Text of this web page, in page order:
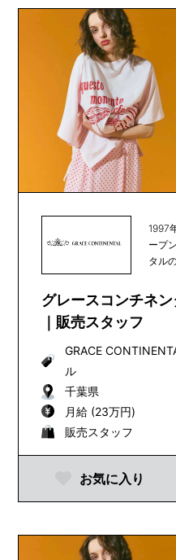
1997
ープ
タル
グレースコンチネ
｜販売スタッフ
GRACE
ル
千葉県
月給 (23万円)
販売スタッフ
お気に入り